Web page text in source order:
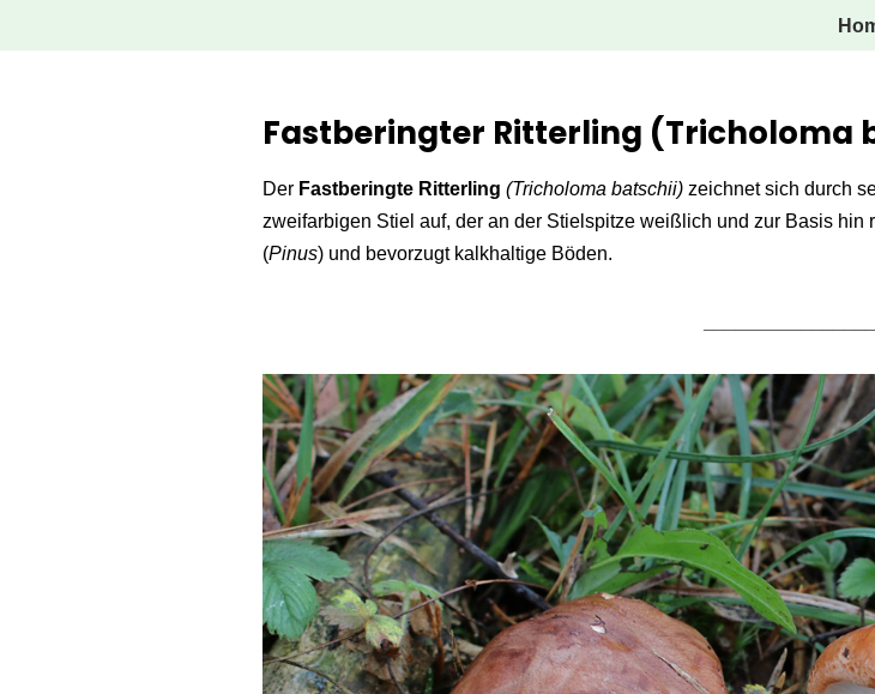
Fastberingter Ritterling (Tricholoma
Der Fastberingte Ritterling (Tricholoma batschii) zeichnet sich durch
zweifarbigen Stiel auf, der an der Stielspitze weißlich und zur Basis hin
(Pinus) und bevorzugt kalkhaltige Böden.